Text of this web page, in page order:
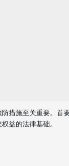
措施至关重要。首
益的法律基础。